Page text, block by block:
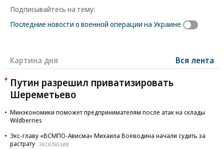
Подписывайтесь на тему:
Последние новости о военной операции на Украине
Картина дня Вся лента
Путин разрешил приватизировать
Шереметьево
Минэкономики поможет предпринимателям после атак на склады
Wildberries
Экс-главу «ВСМПО-Ависма» Михаила Воеводина начали судить за
растрату ЭКСКЛЮЗИВ